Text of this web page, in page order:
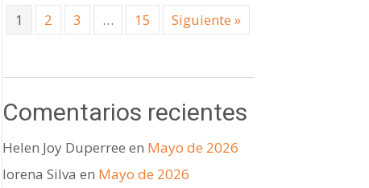
1 2 3 … 15 Siguiente »
Comentarios recientes
Helen Joy Duperree en Mayo de 2026
lorena Silva en Mayo de 2026